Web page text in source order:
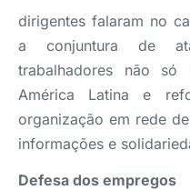
dirigentes falaram no
a conjuntura de
trabalhadores não
América Latina e
organização em rede
informações e
Defesa dos empregos